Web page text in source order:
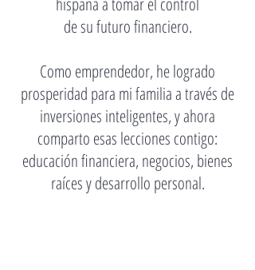
de su futuro financiero.
Como emprendedor, he logrado
prosperidad para mi familia a través de
inversiones inteligentes, y ahora
comparto esas lecciones contigo:
educación financiera, negocios, bienes
raíces y desarrollo personal.